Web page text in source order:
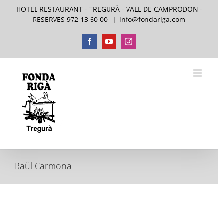
HOTEL RESTAURANT - TREGURÀ - VALL DE CAMPRODON -
RESERVES 972 13 60 00
| info@fondariga.com
FacebookYouTubeInstagram
Raül Carmona